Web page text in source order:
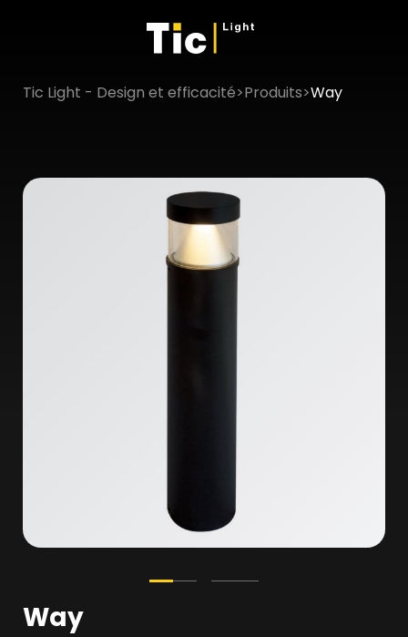
Tic Light - Design et efficacité>Produits>Way
Way